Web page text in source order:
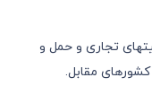
تجاری و حمل و
کشورهای مقابل.